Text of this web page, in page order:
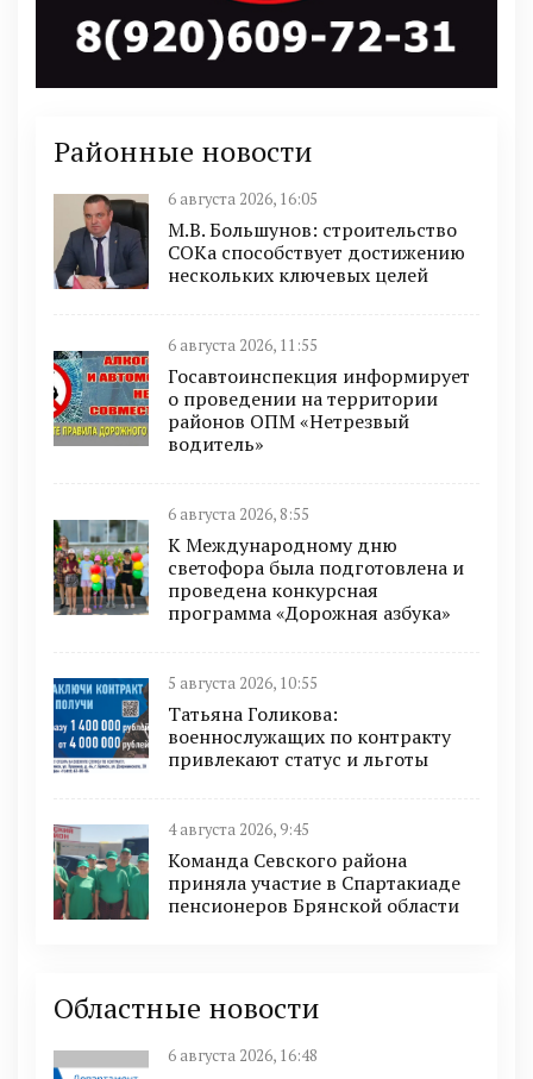
Районные новости
6 августа 2026, 16:05
М.В. Большунов: строительство
СОКа способствует достижению
нескольких ключевых целей
6 августа 2026, 11:55
Госавтоинспекция информирует
о проведении на территории
районов ОПМ «Нетрезвый
водитель»
6 августа 2026, 8:55
К Международному дню
светофора была подготовлена и
проведена конкурсная
программа «Дорожная азбука»
5 августа 2026, 10:55
Татьяна Голикова:
военнослужащих по контракту
привлекают статус и льготы
4 августа 2026, 9:45
Команда Севского района
приняла участие в Спартакиаде
пенсионеров Брянской области
Областные новости
6 августа 2026, 16:48